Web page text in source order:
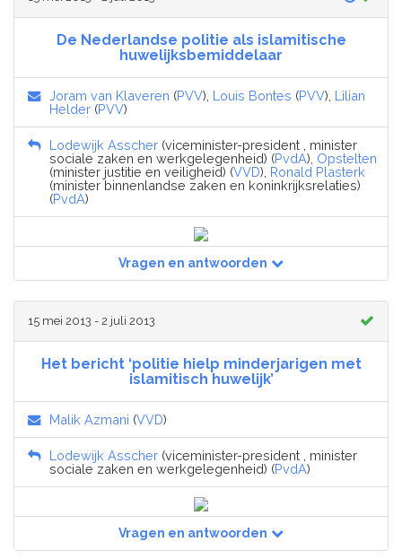
De Nederlandse politie als islamitische
huwelijksbemiddelaar
Joram van Klaveren (PVV), Louis Bontes (PVV), Lilian
Helder (PVV)
Lodewijk Asscher (viceminister-president , minister
sociale zaken en werkgelegenheid) (PvdA), Opstelten
(minister justitie en veiligheid) (VVD), Ronald Plasterk
(minister binnenlandse zaken en koninkrijksrelaties)
(PvdA)
Vragen en antwoorden
15 mei 2013 - 2 juli 2013
Het bericht ‘politie hielp minderjarigen met
islamitisch huwelijk’
Malik Azmani (VVD)
Lodewijk Asscher (viceminister-president , minister
sociale zaken en werkgelegenheid) (PvdA)
Vragen en antwoorden